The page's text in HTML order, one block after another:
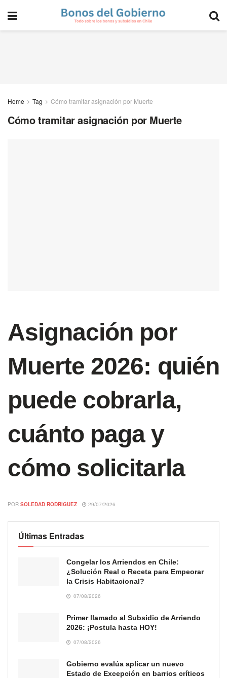
Home Tag Cómo tramitar asignación por Muerte
Cómo tramitar asignación por Muerte
Asignación por
Muerte 2026: quién
puede cobrarla,
cuánto paga y
cómo solicitarla
POR SOLEDAD RODRIGUEZ 29/07/2026
Últimas Entradas
Congelar los Arriendos en Chile:
¿Solución Real o Receta para Empeorar
la Crisis Habitacional?
07/08/2026
Primer llamado al Subsidio de Arriendo
2026: ¡Postula hasta HOY!
07/08/2026
Gobierno evalúa aplicar un nuevo
Estado de Excepción en barrios críticos